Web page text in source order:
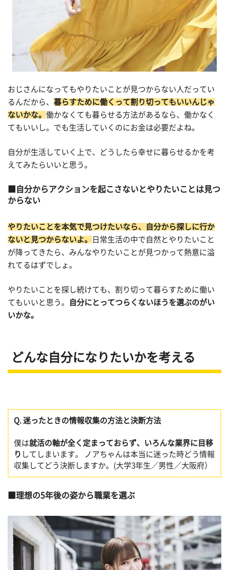
おじさんになってもやりたいことが見つからない人だってい
るんだから、 暮らすために働くって割り切ってもいいんじゃ
ないかな。 働かなくても暮らせる方法があるなら、働かなく
てもいいし。でも生活していくのにお金は必要だよね。
自分が生活していく上で、どうしたら幸せに暮らせるかを考
えてみたらいいと思う。
自分からアクションを起こさないとやりたいことは見つ
からない
やりたいことを本気で見つけたいなら、自分から探しに行か
ないと見つからないよ。
日常生活の中で自然とやりたいこと
が降ってきたら、みんなやりたいことが見つかって熱意に溢
れてるはずでしょ。
やりたいことを探し続けても、割り切って暮らすために働い
てもいいと思う。
自分にとってつらくないほうを選ぶのがい
いかな。
どんな自分になりたいかを考える
Q. 迷ったときの情報収集の方法と決断方法
僕は就活の軸が全く定まっておらず、いろんな業界に目移
り してしまいます。 ノアちゃんは本当に迷った時どう情報
収集してどう決断しますか。(大学3年生／男性／大阪府）
理想の5年後の姿から職業を選ぶ